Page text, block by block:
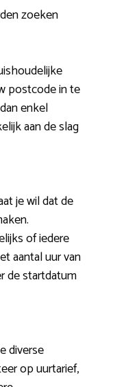
zoeken
postcode in te
enkel
aan de slag
je wil dat de
of iedere
aantal uur van
de startdatum
diverse
op uurtarief,